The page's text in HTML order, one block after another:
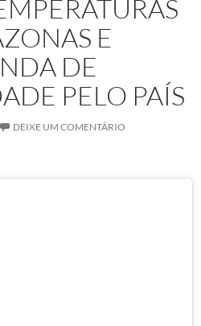
E
DE
PELO PAÍS
DEIXE UM COMENTÁRIO